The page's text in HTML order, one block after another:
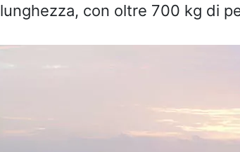
lunghezza, con oltre 700 kg di